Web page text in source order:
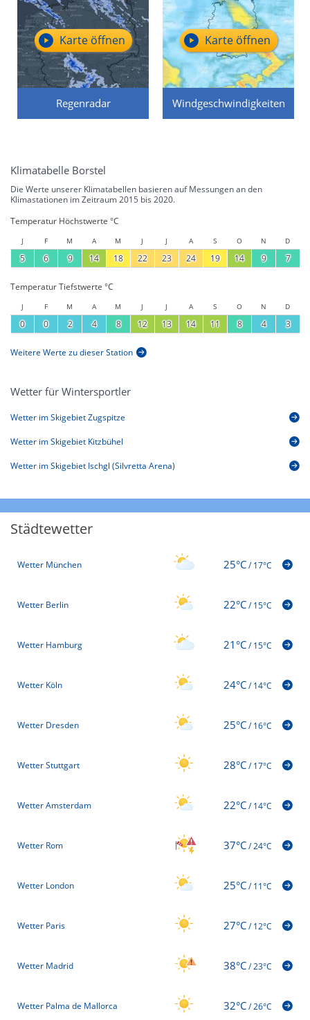
Regenradar
Karte öffnen
Windgeschwindigkeiten
Karte öffnen
Klimatabelle Borstel
Die Werte unserer Klimatabellen basieren auf Messungen an den
Klimastationen im Zeitraum 2015 bis 2020.
Temperatur Höchstwerte °C
J F M A M J J A S O N D
5 6 9 14 18 22 23 24 19 14 9 7
Temperatur Tiefstwerte °C
J F M A M J J A S O N D
0 0 2 4 8 12 13 14 11 8 4 3
Weitere Werte zu dieser Station
Wetter für Wintersportler
Wetter im Skigebiet Zugspitze
Wetter im Skigebiet Kitzbühel
Wetter im Skigebiet Ischgl (Silvretta Arena)
Städtewetter
Wetter München 25°C/17°C
Wetter Berlin 22°C/15°C
Wetter Hamburg 21°C/15°C
Wetter Köln 24°C/14°C
Wetter Dresden 25°C/16°C
Wetter Stuttgart 28°C/17°C
Wetter Amsterdam 22°C/14°C
Wetter Rom 37°C/24°C
Wetter London 25°C/11°C
Wetter Paris 27°C/12°C
Wetter Madrid 38°C/23°C
Wetter Palma de Mallorca 32°C/26°C